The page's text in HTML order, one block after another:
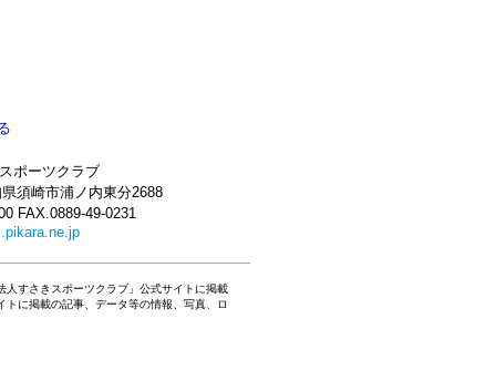
ポーツクラブ
須崎市浦ノ内東分2688
FAX.0889-49-0231
すさきスポーツクラブ」公式サイトに掲載
に掲載の記事、データ等の情報、写真、ロ